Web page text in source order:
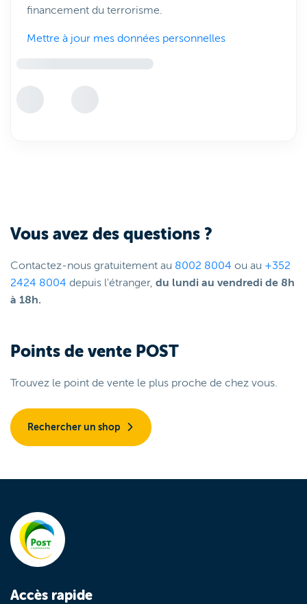
financement du terrorisme.
Mettre à jour mes données personnelles
Vous avez des questions ?
Contactez-nous gratuitement au 8002 8004 ou au +352
2424 8004 depuis l'étranger, du lundi au vendredi de 8h
à 18h.
Points de vente POST
Trouvez le point de vente le plus proche de chez vous.
Rechercher un shop
Accès rapide